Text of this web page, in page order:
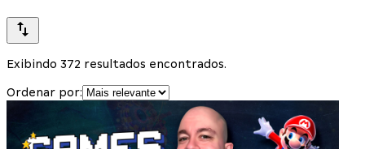
Exibindo 372 resultados encontrados.
Ordenar por: